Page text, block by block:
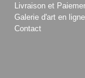
Livraison et
Galerie d'art en
Contact